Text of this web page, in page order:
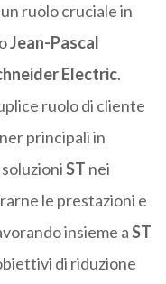
ruolo cruciale in
Jean-Pascal
Electric.
ruolo di cliente
principali in
ST nei
le prestazioni e
insieme aST
di riduzione